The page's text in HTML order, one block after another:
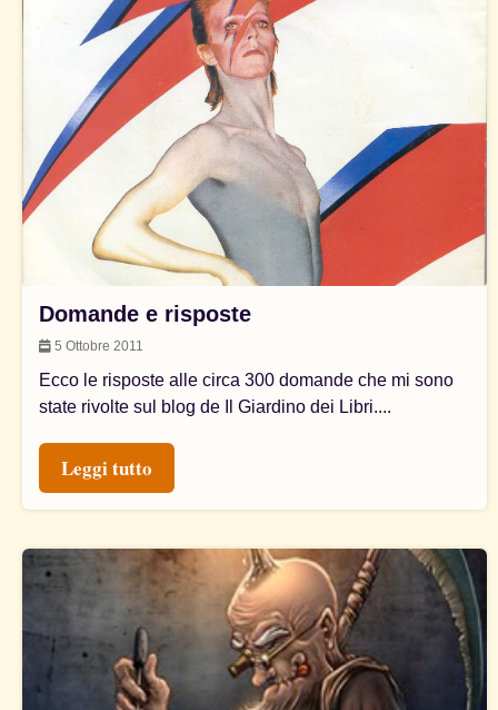
Domande e risposte
5 Ottobre 2011
Ecco le risposte alle circa 300 domande che mi sono
state rivolte sul blog de Il Giardino dei Libri....
Leggi tutto